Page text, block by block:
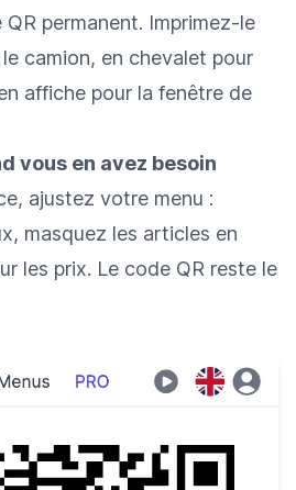
permanent. Imprimez-le
camion, en chevalet pour
affiche pour la fenêtre de
vous en avez besoin
ajustez votre menu :
masquez les articles en
les prix. Le code QR reste le